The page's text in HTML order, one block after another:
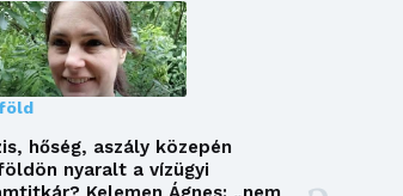
hőség, aszály közepén
nyaralt a vízügyi